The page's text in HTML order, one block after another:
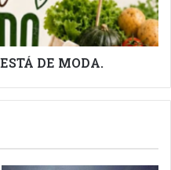
DE MODA.